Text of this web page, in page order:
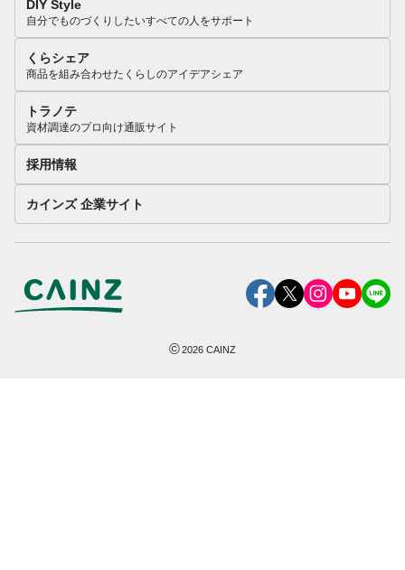
DIY Style
自分でものづくりしたいすべての人をサポート
くらシェア
商品を組み合わせたくらしのアイデアシェア
トラノテ
資材調達のプロ向け通販サイト
採用情報
カインズ 企業サイト
©2026 CAINZ